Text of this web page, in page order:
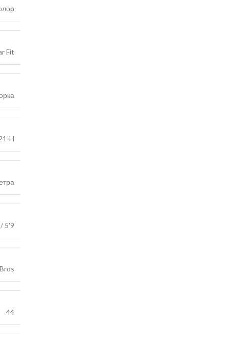
Fit
H
5'9
44